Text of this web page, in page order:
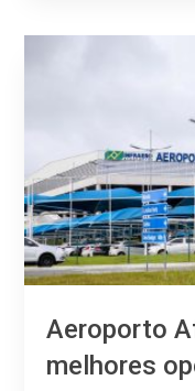
Aeroporto
melhores